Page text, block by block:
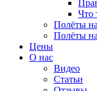
Что
Полёты
Полёты
Цены
О нас
Видео
Статьи